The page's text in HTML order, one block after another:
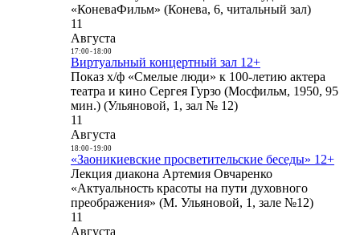
«КоневаФильм» (Конева, 6, читальный зал)
11
Августа
17:00- 18:00
Виртуальный концертный зал 12+
Показ х/ф «Смелые люди» к 100-летию актера
театра и кино Сергея Гурзо (Мосфильм, 1950, 95
мин.) (Ульяновой, 1, зал № 12)
11
Августа
18:00- 19:00
«Заоникиевские просветительские беседы» 12+
Лекция диакона Артемия Овчаренко
«Актуальность красоты на пути духовного
преображения» (М. Ульяновой, 1, зале №12)
11
Августа